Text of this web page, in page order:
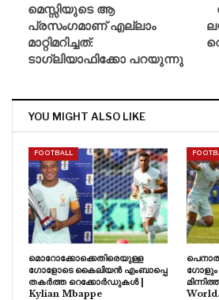
മെസ്സിയുടെ ആ
പ്രസംഗമാണ് എല്ലാം
മാറ്റിമറിച്ചത്:
ടാഗ്ലിയാഫിക്കോ പറയുന്നു
YOU MIGHT ALSO LIKE
FOOTBALL
മൊറോക്കോക്കെതിരെയുള്ള
ഗോളോടെ കൈലിയൻ എംബാപ്പെ
തകർത്ത റെക്കോർഡുകൾ |
Kylian Mbappe
ഗോളും